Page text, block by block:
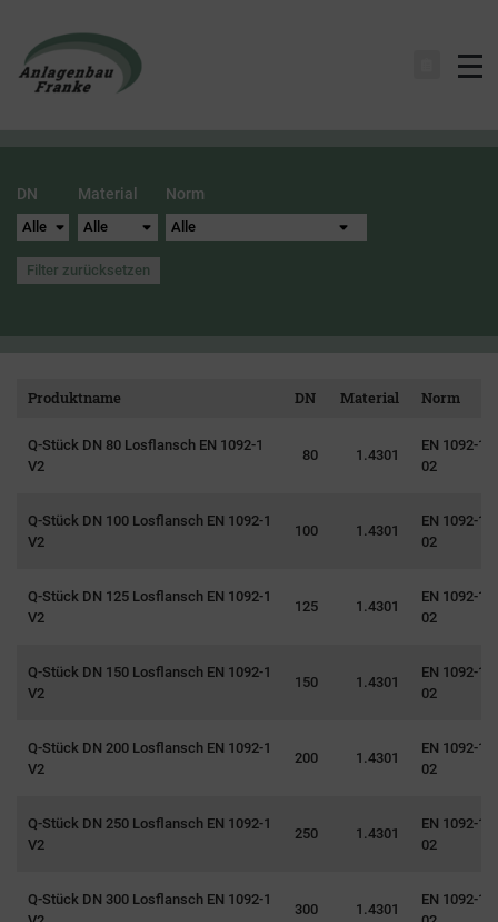
DN Material Norm
Filter zurücksetzen
Produktname DN Material Norm
Q-Stück DN 80 Losflansch EN 1092-1
V2
80 1.4301
EN 1092-1
02
Q-Stück DN 100 Losflansch EN 1092-1
V2
100 1.4301
EN 1092-1
02
Q-Stück DN 125 Losflansch EN 1092-1
V2
125 1.4301
EN 1092-1
02
Q-Stück DN 150 Losflansch EN 1092-1
V2
150 1.4301
EN 1092-1
02
Q-Stück DN 200 Losflansch EN 1092-1
V2
200 1.4301
EN 1092-1
02
Q-Stück DN 250 Losflansch EN 1092-1
V2
250 1.4301
EN 1092-1
02
Q-Stück DN 300 Losflansch EN 1092-1
300 1.4301
EN 1092-1